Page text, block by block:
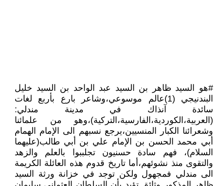
#هو السيد ظاهر بن السيد عبد الواحد بن السيد خليل
البندنيجي (1)عالم موسوعي،وشاعر بارع بأربع لغات
سائدة آنذاك في مدينة مندلي:
(العربية،الكوردية،الفارسية،التركية)،وهو من علمائنا
وشعرائنا الكبار المنسيين،يرجع نسبهم الى الإمام الهمام
أبي محمد الحسن بن الإمام علي بن أبي طالب(عليهما
السلام)، فهم سادة حسنيون تجلببوا بالعلم والزهد
والتقوى منذ نشوئهم،أما تاريخ قدوم هذه العائلة الكريمة
الى مندلي فمجهول ولكن توجد في خزانة ورثة السيد